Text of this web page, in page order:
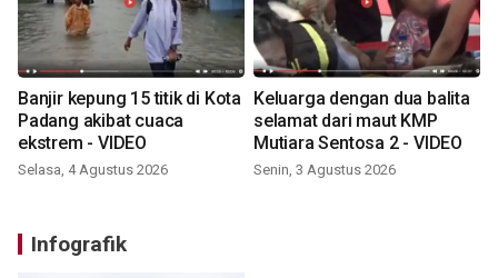
Banjir kepung 15 titik di Kota
Padang akibat cuaca
ekstrem - VIDEO
Selasa, 4 Agustus 2026
Keluarga dengan dua balita
selamat dari maut KMP
Mutiara Sentosa 2 - VIDEO
Senin, 3 Agustus 2026
Infografik